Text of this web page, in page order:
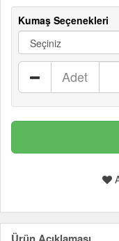
Kumaş Seçenekleri
Adet